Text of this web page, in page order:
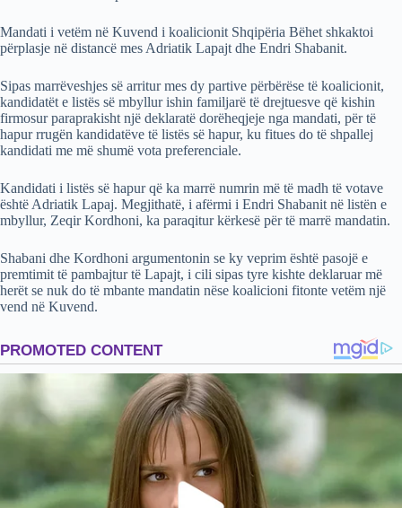
Mandati i vetëm në Kuvend i koalicionit Shqipëria Bëhet shkaktoi
përplasje në distancë mes Adriatik Lapajt dhe Endri Shabanit.
Sipas marrëveshjes së arritur mes dy partive përbërëse të koalicionit,
kandidatët e listës së mbyllur ishin familjarë të drejtuesve që kishin
firmosur paraprakisht një deklaratë dorëheqjeje nga mandati, për të
hapur rrugën kandidatëve të listës së hapur, ku fitues do të shpallej
kandidati me më shumë vota preferenciale.
Kandidati i listës së hapur që ka marrë numrin më të madh të votave
është Adriatik Lapaj. Megjithatë, i afërmi i Endri Shabanit në listën e
mbyllur, Zeqir Kordhoni, ka paraqitur kërkesë për të marrë mandatin.
Shabani dhe Kordhoni argumentonin se ky veprim është pasojë e
premtimit të pambajtur të Lapajt, i cili sipas tyre kishte deklaruar më
herët se nuk do të mbante mandatin nëse koalicioni fitonte vetëm një
vend në Kuvend.